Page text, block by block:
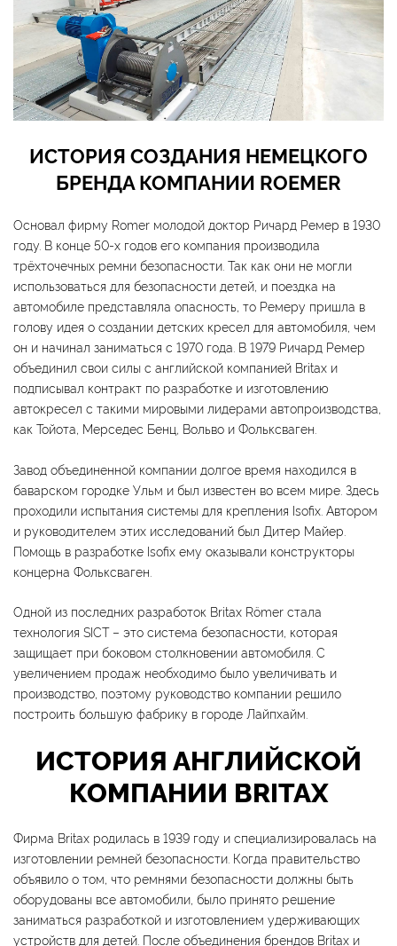
ИСТОРИЯ СОЗДАНИЯ НЕМЕЦКОГО
БРЕНДА КОМПАНИИ ROEMER
Основал фирму Romer молодой доктор Ричард Ремер в 1930
году. В конце 50-х годов его компания производила
трёхточечных ремни безопасности. Так как они не могли
использоваться для безопасности детей, и поездка на
автомобиле представляла опасность, то Ремеру пришла в
голову идея о создании детских кресел для автомобиля, чем
он и начинал заниматься с 1970 года. В 1979 Ричард Ремер
объединил свои силы с английской компанией Britax и
подписывал контракт по разработке и изготовлению
автокресел с такими мировыми лидерами автопроизводства,
как Тойота, Мерседес Бенц, Вольво и Фольксваген.
Завод объединенной компании долгое время находился в
баварском городке Ульм и был известен во всем мире. Здесь
проходили испытания системы для крепления Isofix. Автором
и руководителем этих исследований был Дитер Майер.
Помощь в разработке Isofix ему оказывали конструкторы
концерна Фольксваген.
Одной из последних разработок Britax Römer стала
технология SICT – это система безопасности, которая
защищает при боковом столкновении автомобиля. С
увеличением продаж необходимо было увеличивать и
производство, поэтому руководство компании решило
построить большую фабрику в городе Лайпхайм.
ИСТОРИЯ АНГЛИЙСКОЙ
КОМПАНИИ BRITAX
Фирма Britax родилась в 1939 году и специализировалась на
изготовлении ремней безопасности. Когда правительство
объявило о том, что ремнями безопасности должны быть
оборудованы все автомобили, было принято решение
заниматься разработкой и изготовлением удерживающих
устройств для детей. После объединения брендов Britax и